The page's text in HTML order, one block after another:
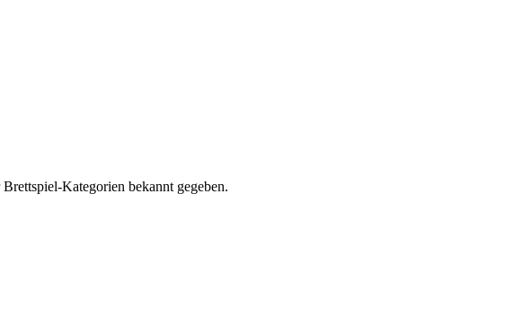
Kategorien bekannt gegeben.